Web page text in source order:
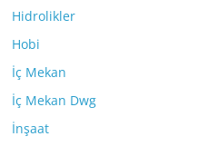
Hidrolikler
Hobi
İç Mekan
İç Mekan Dwg
İnşaat